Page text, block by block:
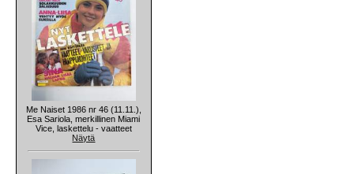
Me Naiset 1986 nr 46 (11.11.),
Esa Sariola, merkillinen Miami
Vice, laskettelu - vaatteet
Näytä